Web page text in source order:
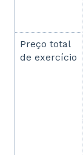
Preço total
de exercício